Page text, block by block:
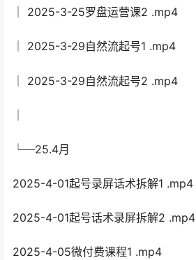
│ 2025-3-25罗盘运营课2 .mp4
│ 2025-3-29自然流起号1 .mp4
│ 2025-3-29自然流起号2 .mp4
└─25.4月
2025-4-01起号录屏话术拆解1 .mp4
2025-4-01起号话术录屏拆解2 .mp4
2025-4-05微付费课程1 .mp4